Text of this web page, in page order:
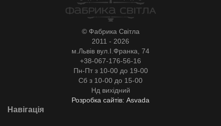
© Фабрика Світла
2011 - 2026
м.Львів вул.І.Франка, 74
+38-067-176-56-16
Пн-Пт з 10-00 до 19-00
Сб з 10-00 до 15-00
Нд вихідний
Розробка сайтів: Asvada
Навігація